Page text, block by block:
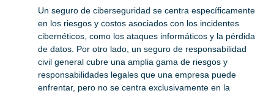
Un seguro de ciberseguridad se centra específicamente
en los riesgos y costos asociados con los incidentes
cibernéticos, como los ataques informáticos y la pérdida
de datos. Por otro lado, un seguro de responsabilidad
civil general cubre una amplia gama de riesgos y
responsabilidades legales que una empresa puede
enfrentar, pero no se centra exclusivamente en la